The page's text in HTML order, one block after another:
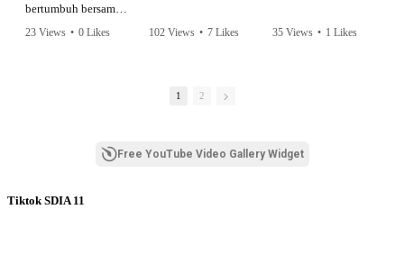
bertumbuh bersama,
amanah.
mencetak pemimpin-
bertanggung jawab,
23 Views • 0 Likes
102 Views • 7 Likes 35 Views • 1 Likes
1 2
Free YouTube Video Gallery Widget
Tiktok SDIA 11